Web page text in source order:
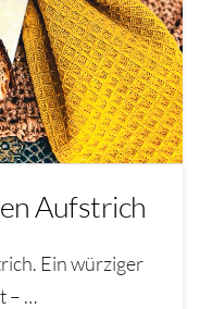
Aufstrich
Ein würziger
– …